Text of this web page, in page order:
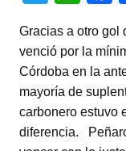
tt
er
at
s
A
p
c
e
b
o
Gracias a otro gol
venció por la
Córdoba en la
mayoría de
carbonero estuvo
diferencia.